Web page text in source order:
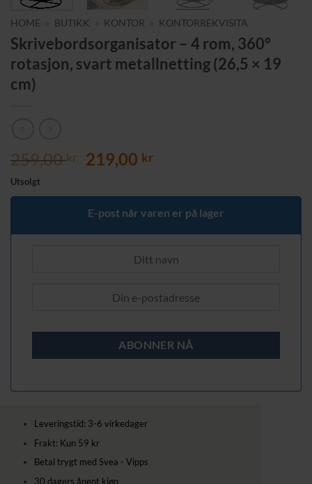
HOME BUTIKK KONTOR KONTORREKVISITA
Skrivebordsorganisator – 4 rom, 360°
rotasjon, svart metallnetting (26,5 × 19
cm)
259,00kr Opprinnelig
var:
259,00 kr.
219,00 krNåværende
er:
219,00 kr.
Utsolgt
E-post når varen er på lager
Leveringstid: 3-6 virkedager
Frakt: Kun 59 kr
Betal trygt med Svea - Vipps
30 dagers åpent kjøp